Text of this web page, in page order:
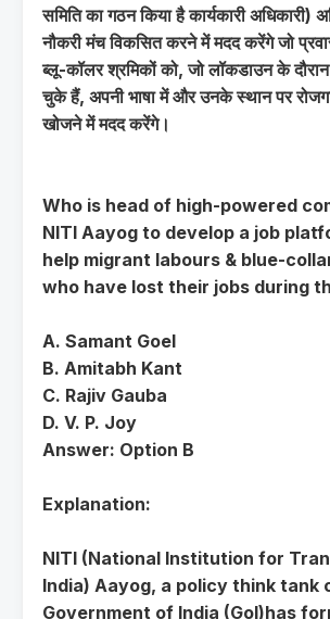
समिति का गठन किया है कार्यकारी अधिकारी)
नौकरी मंच विकसित करने में मदद करेंगे जो
ब्लू-कॉलर श्रमिकों को, जो लॉकडाउन के
चुके हैं, अपनी भाषा में और उनके स्थान पर
खोजने में मदद करेंगे।
Who is head of high-powered
NITI Aayog to develop a job
help migrant labours & blue-
who have lost their jobs during
A. Samant Goel
B. Amitabh Kant
C. Rajiv Gauba
D. V. P. Joy
Answer: Option B
Explanation:
NITI (National Institution for
India) Aayog, a policy think tank
Government of India (GoI)has